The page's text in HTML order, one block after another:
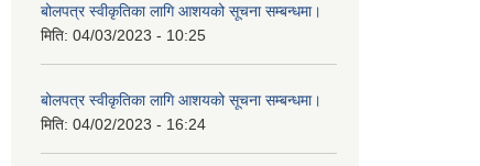
बोलपत्र स्वीकृतिका लागि आशयको सूचना सम्बन्धमा।
मिति: 04/03/2023 - 10:25
बोलपत्र स्वीकृतिका लागि आशयको सूचना सम्बन्धमा।
मिति: 04/02/2023 - 16:24